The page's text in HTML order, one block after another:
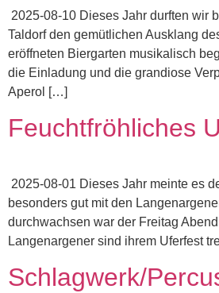
2025-08-10 Dieses Jahr durften wir
Taldorf den gemütlichen Ausklang
eröffneten Biergarten musikalisch
die Einladung und die grandiose
Aperol […]
Feuchtfröhliches
2025-08-01 Dieses Jahr meinte es
besonders gut mit den
durchwachsen war der Freitag
Langenargener sind ihrem Uferfest
Schlagwerk/